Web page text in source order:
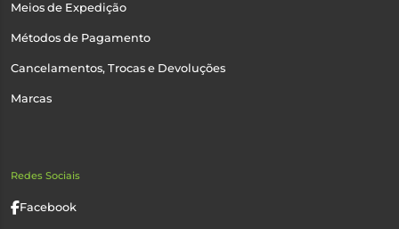
Meios de Expedição
Métodos de Pagamento
Cancelamentos, Trocas e Devoluções
Marcas
Redes Sociais
Facebook